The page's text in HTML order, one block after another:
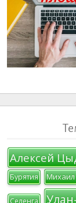
Алексей
Бурятия
Селенга